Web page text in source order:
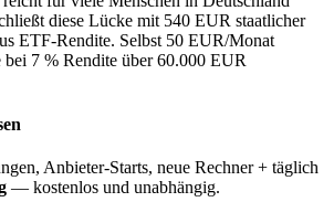
diese Lücke mit 540 EUR staatlicher
ETF-Rendite. Selbst 50 EUR/Monat
bei 7 % Rendite über 60.000 EUR
Anbieter-Starts, neue Rechner + täglich
— kostenlos und unabhängig.